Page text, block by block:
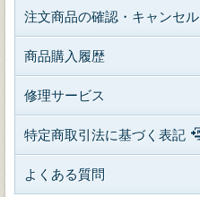
注文商品の確認・キャンセル
商品購入履歴
修理サービス
特定商取引法に基づく表記
よくある質問